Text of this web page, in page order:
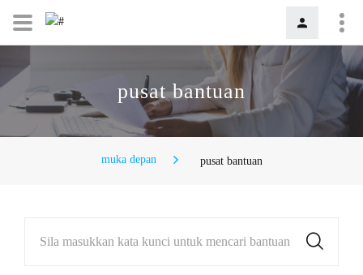
pusat bantuan
muka depan pusat bantuan
Sila masukkan kata kunci untuk mencari bantuan